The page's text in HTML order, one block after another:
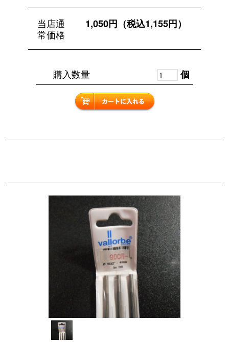
当店通
常価格
1,050円（税込1,155円）
購入数量 個